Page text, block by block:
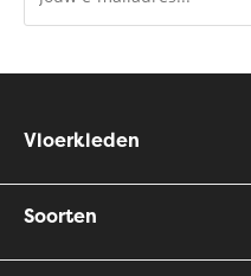
Vloerkleden
Soorten